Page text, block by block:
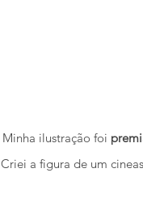
Minha ilustração foi
Criei a figura de um